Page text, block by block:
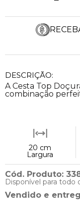
DESCRIÇÃO:
A Cesta Top
combinação
20 cm
Largura
Cód. Produto:
Disponível para todo
Vendido e